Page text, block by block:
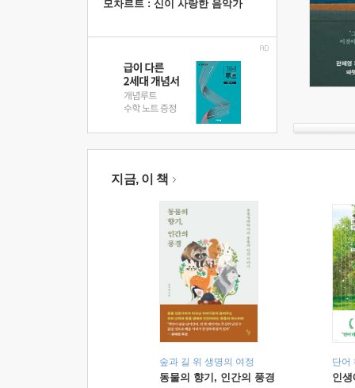
모차르트 : 신이 사랑한 음악가
지금, 이 책
숲과 길 위 생명의 여정
동물의 향기, 인간의 풍경
단어
인